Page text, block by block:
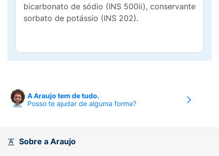
bicarbonato de sódio (INS 500ii), conservante
sorbato de potássio (INS 202).
A Araujo tem de tudo.
Posso te ajudar de alguma forma?
Sobre a Araujo